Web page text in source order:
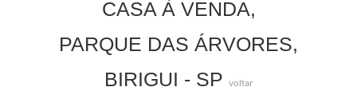
CASA À VENDA,
PARQUE DAS ÁRVORES,
BIRIGUI - SP voltar